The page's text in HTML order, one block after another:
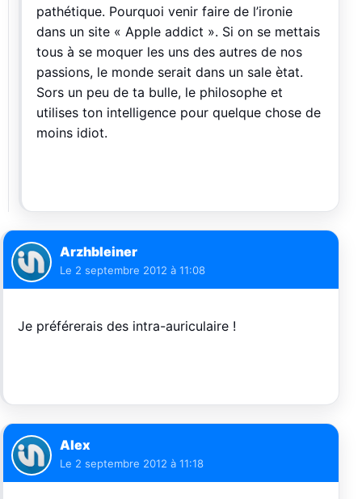
pathétique. Pourquoi venir faire de l’ironie
dans un site « Apple addict ». Si on se mettais
tous à se moquer les uns des autres de nos
passions, le monde serait dans un sale ètat.
Sors un peu de ta bulle, le philosophe et
utilises ton intelligence pour quelque chose de
moins idiot.
Arzhbleiner
Le 2 septembre 2012 à 11:08
Je préférerais des intra-auriculaire !
Alex
Le 2 septembre 2012 à 11:18